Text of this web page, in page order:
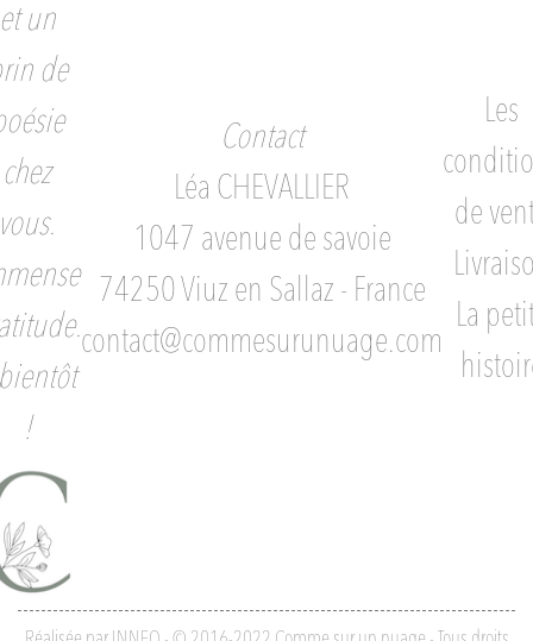
un
de
chez
!
Contact
Léa CHEVALLIER
1047 avenue de savoie
74250 Viuz en Sallaz - France
contact@commesurunuage.com
Les
de
La